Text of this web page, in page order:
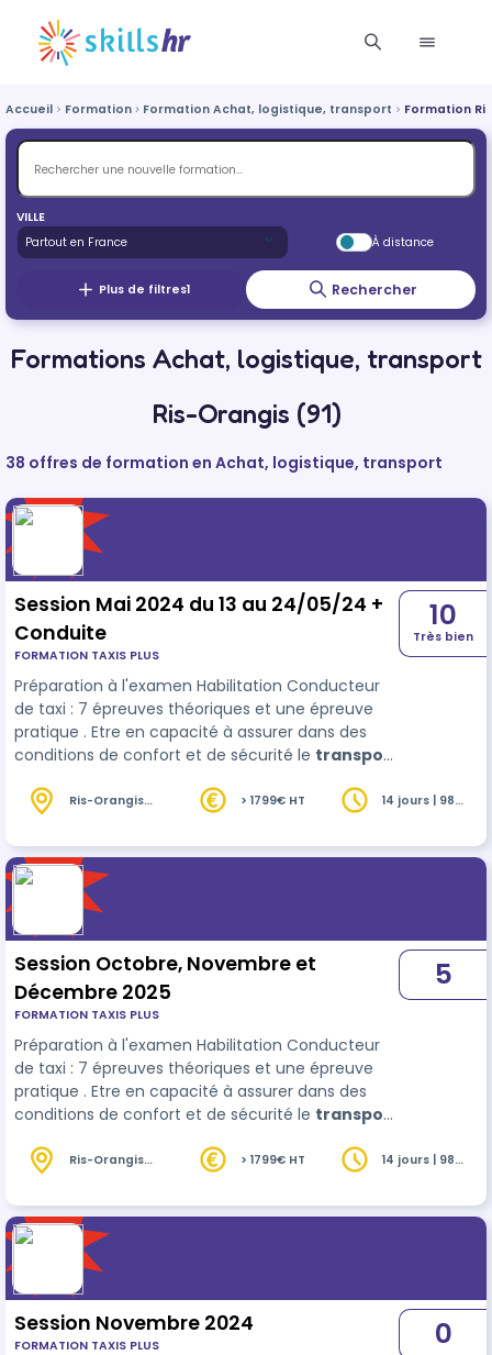
Accueil Formation Formation Achat, logistique, transport Formation
VILLE
À distance
Plus de filtres1 Rechercher
Formations Achat, logistique, transport
Ris-Orangis (91)
38 offres de formation en Achat, logistique, transport
Session Mai 2024 du 13 au 24/05/24 +
Conduite
FORMATION TAXIS PLUS
Préparation à l'examen Habilitation Conducteur
de taxi : 7 épreuves théoriques et une épreuve
pratique . Etre en capacité à assurer dans des
conditions de confort et de sécurité le transport
la facturation.
10
Très bien
Ris-Orangis
> 1799€ HT
14 jours | 98
Session Octobre, Novembre et
Décembre 2025
FORMATION TAXIS PLUS
Préparation à l'examen Habilitation Conducteur
de taxi : 7 épreuves théoriques et une épreuve
pratique . Etre en capacité à assurer dans des
conditions de confort et de sécurité le transport
la facturation.
5
Ris-Orangis
> 1799€ HT
14 jours | 98
Session Novembre 2024
FORMATION TAXIS PLUS 0